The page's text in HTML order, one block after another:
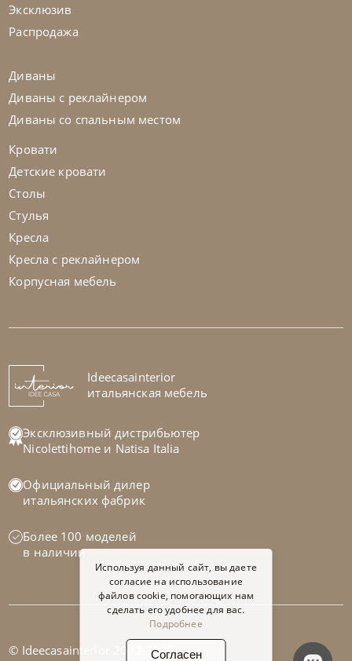
Стол обеденный Napoleon Wood
На заказ 45-90 дн
по запросу
Cattelan Italia
Эксклюзив
Распродажа
Диваны
Диваны с реклайнером
Диваны со спальным местом
Кровати
Детские кровати
Столы
Стулья
Кресла
Кресла с реклайнером
Корпусная мебель
Ideecasainterior
итальянская мебель
Эксклюзивный дистрибьютер
Nicolettihome и Natisa Italia
Официальный дилер
итальянских фабрик
Более 100 моделей
в наличии
© Ideecasainterior 2002-2026
Используя данный сайт, вы даете
согласие на использование
файлов cookie, помогающих нам
сделать его удобнее для вас.
Подробнее
Согласен